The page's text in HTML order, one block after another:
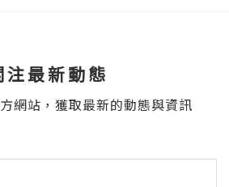
注最新動態
網站，獲取最新的動態與資訊